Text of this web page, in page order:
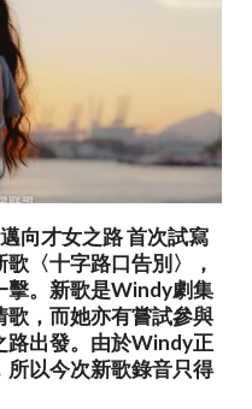
向才女之路 首次試寫
〈十字路口告別〉，
擊。新歌是Windy劇集
，而她亦有嘗試參與
路出發。由於Windy正
以今次新歌錄音只得